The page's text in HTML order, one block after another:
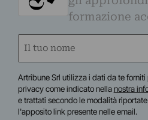
formazione
Nome
Artribune Srl utilizza i dati da te
privacy come indicato nellanostra
e trattati secondo le modalità
l'apposito link presente nelle email.